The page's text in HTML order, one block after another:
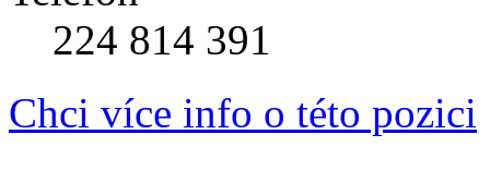
224 814 391
Chci více info o této pozici